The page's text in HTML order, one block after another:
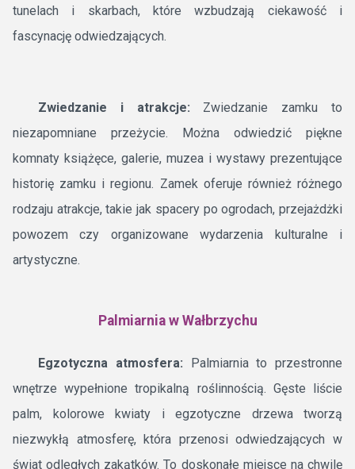
tunelach i skarbach, które wzbudzają ciekawość i
fascynację odwiedzających.
Zwiedzanie i atrakcje: Zwiedzanie zamku to
niezapomniane przeżycie. Można odwiedzić piękne
komnaty książęce, galerie, muzea i wystawy prezentujące
historię zamku i regionu. Zamek oferuje również różnego
rodzaju atrakcje, takie jak spacery po ogrodach, przejażdżki
powozem czy organizowane wydarzenia kulturalne i
artystyczne.
Palmiarnia w Wałbrzychu
Egzotyczna atmosfera: Palmiarnia to przestronne
wnętrze wypełnione tropikalną roślinnością. Gęste liście
palm, kolorowe kwiaty i egzotyczne drzewa tworzą
niezwykłą atmosferę, która przenosi odwiedzających w
świat odległych zakątków. To doskonałe miejsce na chwilę